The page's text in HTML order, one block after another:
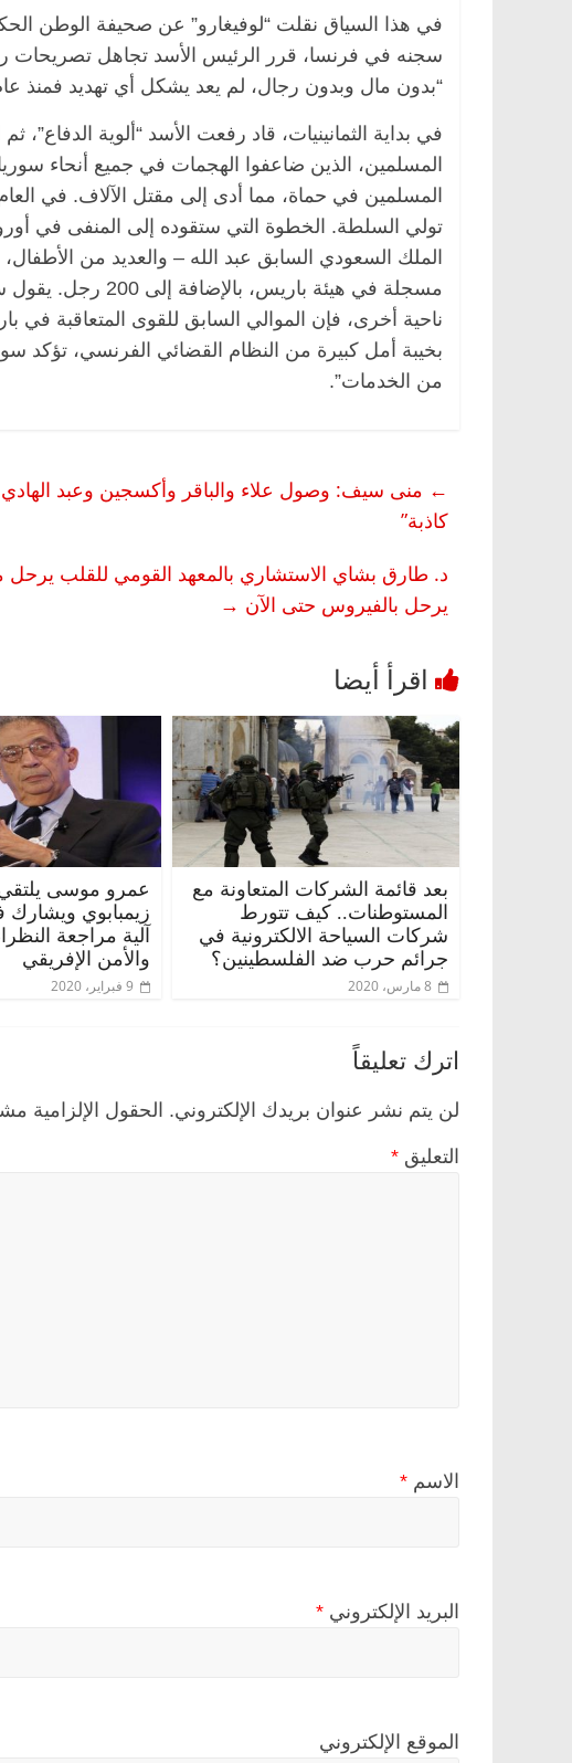
في هذا السياق نقلت “لوفيغارو” عن صحيفة الوطن
سجنه في فرنسا، قرر الرئيس الأسد تجاهل تصريحات
“بدون مال وبدون رجال، لم يعد يشكل أي تهديد فمنذ عام 2016 ، توقف رفعت عن مواقفه المعادية
في بداية الثمانينيات، قاد رفعت الأسد “ألوية
المسلمين في حماة، مما أدى إلى مقتل الآلاف. في
تولي السلطة. الخطوة التي ستقوده إلى المنفى في
الملك السعودي السابق عبد الله – والعديد من
مسجلة في هيئة
ناحية أخرى، فإن الموالي السابق للقوى المتعاقبة
بخيبة أمل كبيرة من النظام القضائي الفرنسي، تؤكد
من الخدمات”.
← منى سيف: وصول علاء والباقر وأكسجين وعبد الهادي
كاذبة”
يرحل بالفيروس حتى الآن →
بعد قائمة الشركات المتعاونة مع
المستوطنات.. كيف تتورط
شركات السياحة الالكترونية في
جرائم حرب ضد الفلسطينين؟
8 مارس، 2020
عمرو موسى
زيمبابوي
آلية مراجعة
والأمن الإفريقي
9 فبراير، 2020
اترك تعليقاً
لن يتم نشر عنوان بريدك الإلكتروني. الحقول الإلزامية
التعليق *
الاسم *
البريد الإلكتروني *
الموقع الإلكتروني